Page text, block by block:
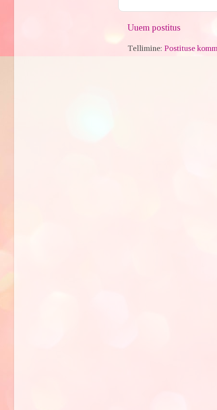
Uuem postitus
Tellimine:Postituse